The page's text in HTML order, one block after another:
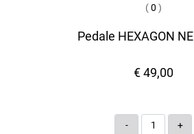
(0 )
Pedale HEXAGON
€ 49,00
Quantità